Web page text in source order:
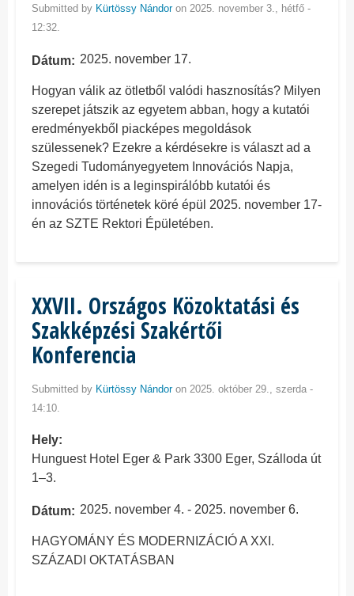
Submitted by Kürtössy Nándoron 2025. november 3., hétfő -
12:32.
Dátum 2025. november 17.
Hogyan válik az ötletből valódi hasznosítás? Milyen
szerepet játszik az egyetem abban, hogy a kutatói
eredményekből piacképes megoldások
szülessenek? Ezekre a kérdésekre is választ ad a
Szegedi Tudományegyetem Innovációs Napja,
amelyen idén is a leginspirálóbb kutatói és
innovációs történetek köré épül 2025. november 17-
én az SZTE Rektori Épületében.
XXVII. Országos Közoktatási és
Szakképzési Szakértői
Konferencia
Submitted by Kürtössy Nándoron 2025. október 29., szerda -
14:10.
Hely
Hunguest Hotel Eger & Park 3300 Eger, Szálloda út
1–3.
Dátum 2025. november 4. - 2025. november 6.
HAGYOMÁNY ÉS MODERNIZÁCIÓ A XXI.
SZÁZADI OKTATÁSBAN